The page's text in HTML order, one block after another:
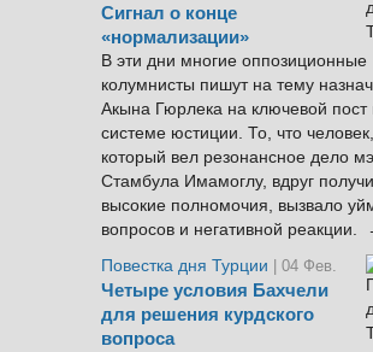
Сигнал о конце
«нормализации»
В эти дни многие оппозиционные
колумнисты пишут на тему
Акына Гюрлека на ключевой пост
системе юстиции. То, что человек,
который вел резонансное дело
Стамбула Имамоглу, вдруг
высокие полномочия, вызвало
вопросов и негативной реакции.
Повестка дня Турции
| 04 Фев.
Четыре условия Бахчели
для решения курдского
вопроса